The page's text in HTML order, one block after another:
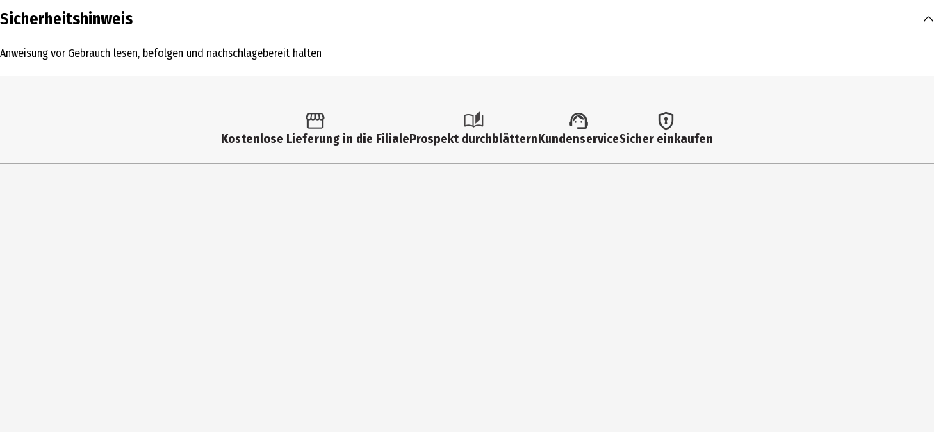
Inhalt
Jugendliche
Sicherheitshinweis
Anweisung vor Gebrauch lesen, befolgen und nachschlagebereit halten
Kostenlose Lieferung in die FilialeProspekt durchblätternKundenserviceSicher einkaufen